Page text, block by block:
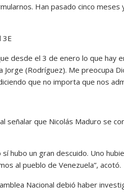
Han pasado cinco
3E
desde el 3 de enero lo que hay
Jorge (Rodríguez). Me preocupa
que no importa que nos
señalar que Nicolás Maduro se
hubo un gran descuido. Uno
al pueblo de Venezuela”, acotó.
Nacional debió haber